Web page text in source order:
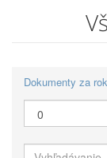
Dokumenty za